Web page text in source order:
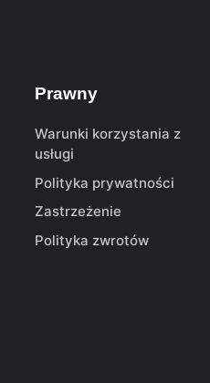
Prawny
Warunki korzystania z
usługi
Polityka prywatności
Zastrzeżenie
Polityka zwrotów